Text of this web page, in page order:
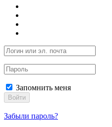
Запомнить меня
Войти
Забыли пароль?